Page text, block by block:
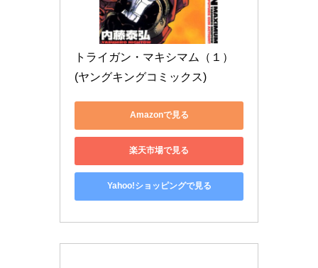
トライガン・マキシマム（１）
(ヤングキングコミックス)
Amazonで見る
楽天市場で見る
Yahoo!ショッピングで見る